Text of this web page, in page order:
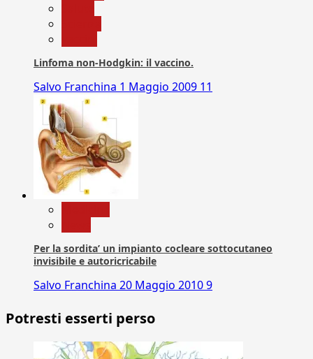
Linfoma non-Hodgkin: il vaccino.
Salvo Franchina 1 Maggio 2009 11
Per la sordita’ un impianto cocleare sottocutaneo
invisibile e autoricricabile
Salvo Franchina 20 Maggio 20109
Potresti esserti perso